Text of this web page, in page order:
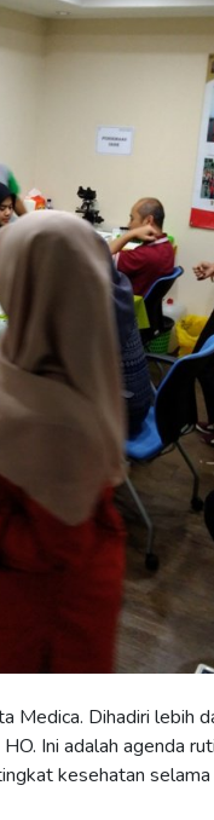
Medica. Dihadiri lebih
Ini adalah agenda
kesehatan